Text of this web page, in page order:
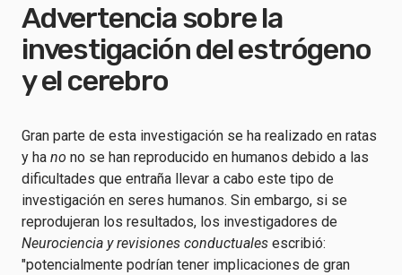
Advertencia sobre la
investigación del estrógeno
y el cerebro
Gran parte de esta investigación se ha realizado en ratas
y ha no no se han reproducido en humanos debido a las
dificultades que entraña llevar a cabo este tipo de
investigación en seres humanos. Sin embargo, si se
reprodujeran los resultados, los investigadores de
Neurociencia y revisiones conductuales escribió:
"potencialmente podrían tener implicaciones de gran